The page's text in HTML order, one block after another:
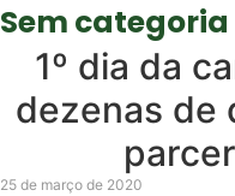
Sem categoria
1º dia da
dezenas de
25 de março de 2020